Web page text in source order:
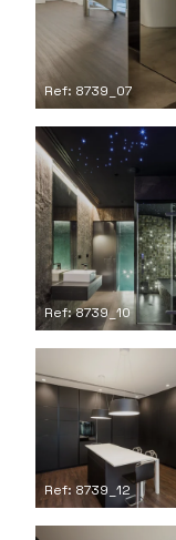
Ref: 8739_07
Ref: 8739_10
Ref: 8739_12